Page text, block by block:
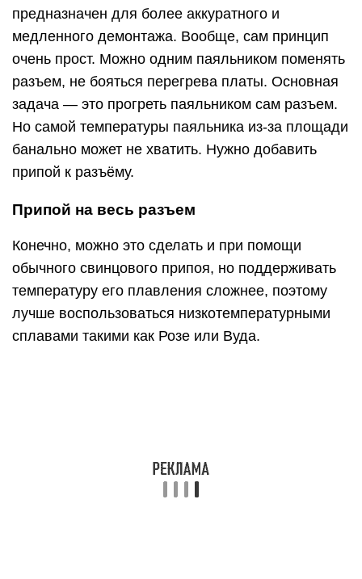
предназначен для более аккуратного и
медленного демонтажа. Вообще, сам принцип
очень прост. Можно одним паяльником поменять
разъем, не бояться перегрева платы. Основная
задача — это прогреть паяльником сам разъем.
Но самой температуры паяльника из-за площади
банально может не хватить. Нужно добавить
припой к разъёму.
Припой на весь разъем
Конечно, можно это сделать и при помощи
обычного свинцового припоя, но поддерживать
температуру его плавления сложнее, поэтому
лучше воспользоваться низкотемпературными
сплавами такими как Розе или Вуда.